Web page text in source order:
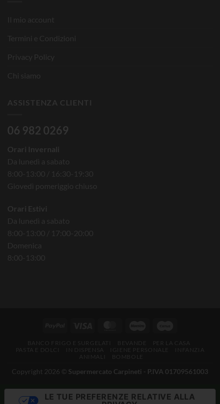
Il mio account
Termini e Condizioni
Privacy Policy
Chi siamo
ASSISTENZA CLIENTI
06 982 0269
Orari Invernali
Da lunedì a sabato
8:00-13:00 / 16:30-19:30
Giovedì pomeriggio chiuso
Orari Estivi
Da lunedì a sabato
8:00-13:00 / 17:00-20:00
Domenica
8:00-13:00
Copyright 2026 © Supermercato Carpineti - P.IVA 01709561003
LE TUE PREFERENZE RELATIVE ALLA